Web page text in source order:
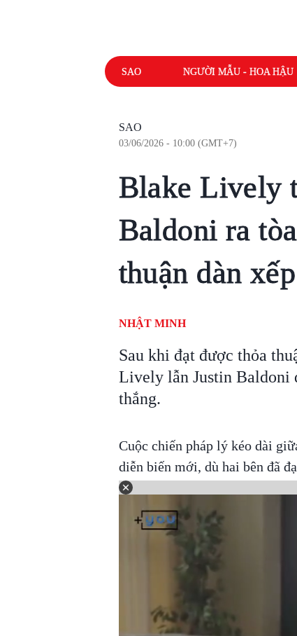
SAO NGƯỜI MẪU - HOA HẬU
SAO
03/06/2026 - 10:00 (GMT+7)
Blake Lively
Baldoni ra
thuận dàn xếp
NHẬT MINH
Sau khi đạt được thỏa
Lively lẫn Justin Baldoni
thắng.
Cuộc chiến pháp lý kéo dài
diễn biến mới, dù hai bên đã